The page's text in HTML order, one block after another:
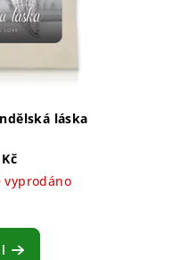
láska
vyprodáno